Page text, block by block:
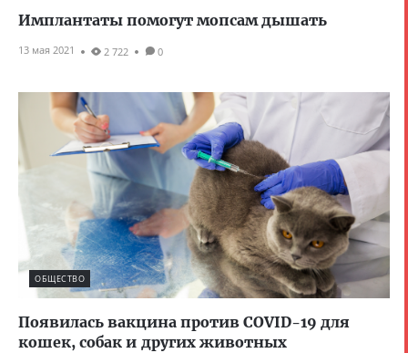
Имплантаты помогут мопсам дышать
13 мая 2021 2 722 0
ОБЩЕСТВО
Появилась вакцина против COVID-19 для
кошек, собак и других животных